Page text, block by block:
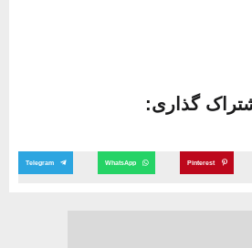
گذاری:
Pinterest
WhatsApp
Telegram